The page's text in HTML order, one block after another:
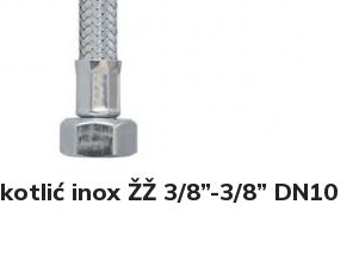
inox ŽŽ 3/8”-3/8” DN10